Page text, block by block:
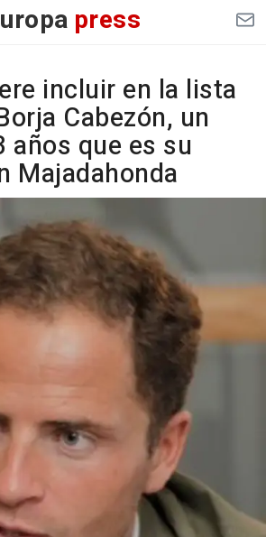
press
incluir en la lista
Cabezón, un
años que es su
Majadahonda